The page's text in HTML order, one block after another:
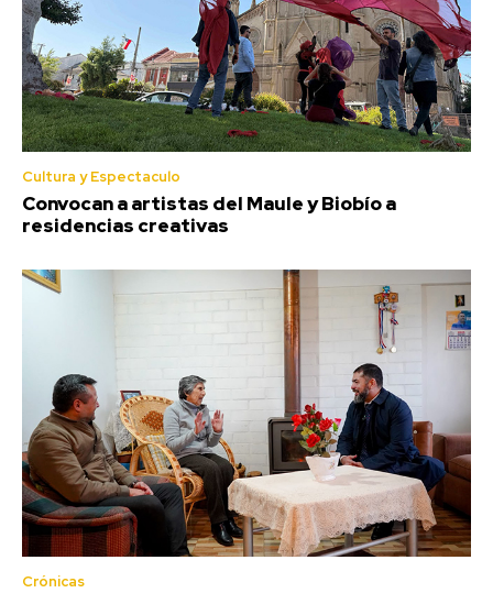
Cultura y Espectaculo
Convocan a artistas del Maule y Biobío a
residencias creativas
Crónicas